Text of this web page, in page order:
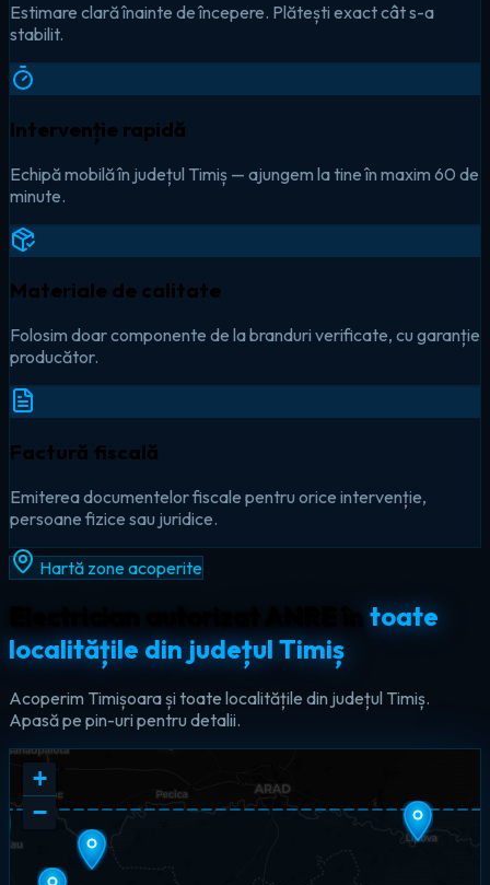
Estimare clară înainte de începere. Plătești exact cât s-a
stabilit.
Intervenție rapidă
Echipă mobilă în județul Timiș — ajungem la tine în maxim 60 de
minute.
Materiale de calitate
Folosim doar componente de la branduri verificate, cu garanție
producător.
Factură fiscală
Emiterea documentelor fiscale pentru orice intervenție,
persoane fizice sau juridice.
Hartă zone acoperite
toate
localitățile din județul Timiș
Acoperim Timișoara și toate localitățile din județul Timiș.
Apasă pe pin-uri pentru detalii.
+
−